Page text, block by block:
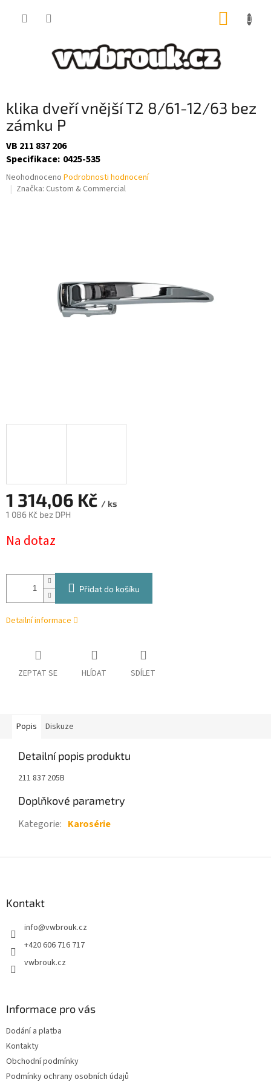
klika dveří vnější T2 8/61-12/63 bez
zámku P
VB 211 837 206
Specifikace: 0425-535
Průměrné
hodnocení
Neohodnoceno Podrobnosti hodnocení
Značka: Custom & Commercial
1 314,06 Kč / ks
1 086 Kč bez DPH
cena:
Na dotaz
Přidat do košíku
Detailní informace
ZEPTAT SE HLÍDAT SDÍLET
Popis Diskuze
Detailní popis produktu
211 837 205B
Doplňkové parametry
Kategorie: Karosérie
Kontakt
info@vwbrouk.cz
+420 606 716 717
vwbrouk.cz
Informace pro vás
Dodání a platba
Kontakty
Obchodní podmínky
Podmínky ochrany osobních údajů